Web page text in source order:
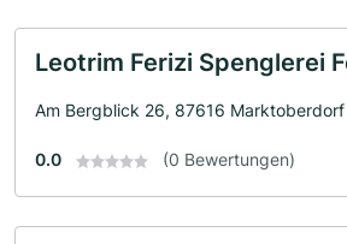
Leotrim Ferizi Spenglerei
Am Bergblick 26, 87616 Marktoberdorf
0.0 (0 Bewertungen)